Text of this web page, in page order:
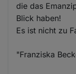
die das
Blick haben!
Es ist nicht zu
"Franziska